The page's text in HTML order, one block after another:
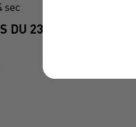
sec
DU 23/04/2025 À 09H00